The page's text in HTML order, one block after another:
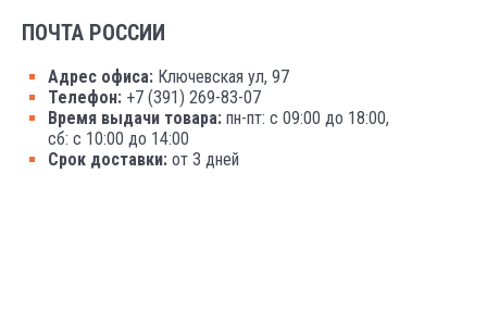
ПОЧТА РОССИИ
Адрес офиса: Ключевская ул, 97
Телефон: +7 (391) 269-83-07
Время выдачи товара: пн-пт: с 09:00 до 18:00,
сб: с 10:00 до 14:00
Срок доставки: от 3 дней